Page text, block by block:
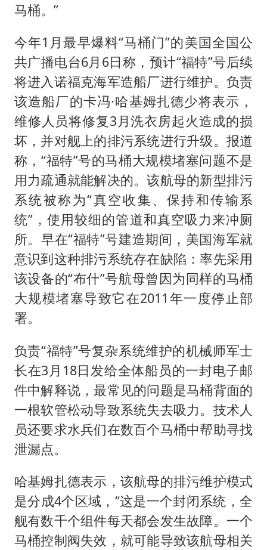
马桶。”
今年1月最早爆料“马桶门”的美国全国公
共广播电台6月6日称，预计“福特”号后续
将进入诺福克海军造船厂进行维护。负责
该造船厂的卡冯·哈基姆扎德少将表示，
维修人员将修复3月洗衣房起火造成的损
坏，并对舰上的排污系统进行升级。报道
称，“福特”号的马桶大规模堵塞问题不是
用力疏通就能解决的。该航母的新型排污
系统被称为“真空收集、保持和传输系
统”，使用较细的管道和真空吸力来冲厕
所。早在“福特”号建造期间，美国海军就
意识到这种排污系统存在缺陷：率先采用
该设备的“布什”号航母曾因为同样的马桶
大规模堵塞导致它在2011年一度停止部
署。
负责“福特”号复杂系统维护的机械师军士
长在3月18日发给全体船员的一封电子邮
件中解释说，最常见的问题是马桶背面的
一根软管松动导致系统失去吸力。技术人
员还要求水兵们在数百个马桶中帮助寻找
泄漏点。
哈基姆扎德表示，该航母的排污维护模式
是分成4个区域，“这是一个封闭系统，全
舰有数千个组件每天都会发生故障。一个
马桶控制阀失效，就可能导致该航母相关